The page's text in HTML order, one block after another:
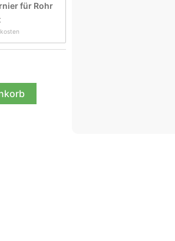
für Rohr